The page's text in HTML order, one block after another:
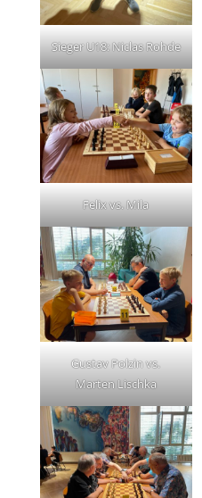
Sieger U18: Niclas Rohde
Felix vs. Mila
Gustav Polzin vs.
Marten Lischka